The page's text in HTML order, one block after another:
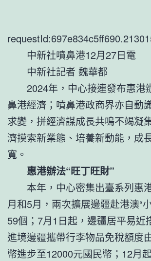
中新社噴鼻港12月27日電
中新社記者 魏華都
2024年，中心接連發布惠港
鼻港經濟；噴鼻港政商界亦自動
求變，拼經濟謀成長共鳴不竭凝
濟摸索新業態、培養新動能，成
寬。
惠港辦法“旺丁旺財”
本年，中心密集出臺系列惠
月和5月，兩次擴展邊疆赴港澳“
59個；7月1日起，邊疆居平易近
進境邊疆攜帶行李物品免稅額度
幣進步至12000元國民幣；12月